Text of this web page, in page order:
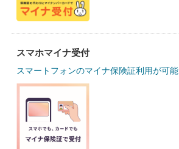
スマホマイナ受付
スマートフォンのマイナ保険証利用が可能